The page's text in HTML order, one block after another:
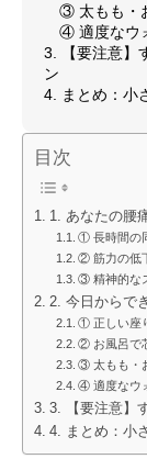
③ 太もも・
④ 適度なウ
3. 【要注意】
ン
4. まとめ：小
目次
1. あなたの腰
① 長時間の
② 筋力の低
③ 精神的な
2. 今日からで
① 正しい座
② お風呂で
③ 太もも・
④ 適度なウ
3. 【要注意】
4. まとめ：小